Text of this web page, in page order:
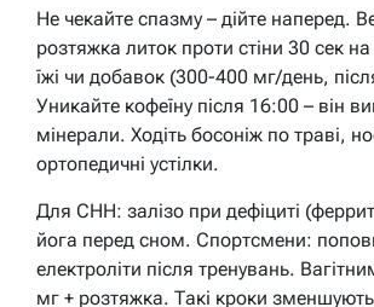
Не чекайте спазму – дійте наперед.
розтяжка литок проти стіни 30 сек
їжі чи добавок (300-400 мг/день,
Уникайте кофеїну після 16:00 – він
мінерали. Ходіть босоніж по траві,
ортопедичні устілки.
Для СНН: залізо при дефіциті
йога перед сном. Спортсмени:
електроліти після тренувань.
мг + розтяжка. Такі кроки